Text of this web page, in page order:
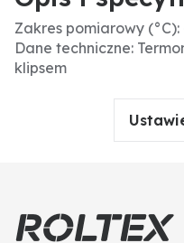
Zakres pomiarowy (°C):
Dane techniczne:
klipsem